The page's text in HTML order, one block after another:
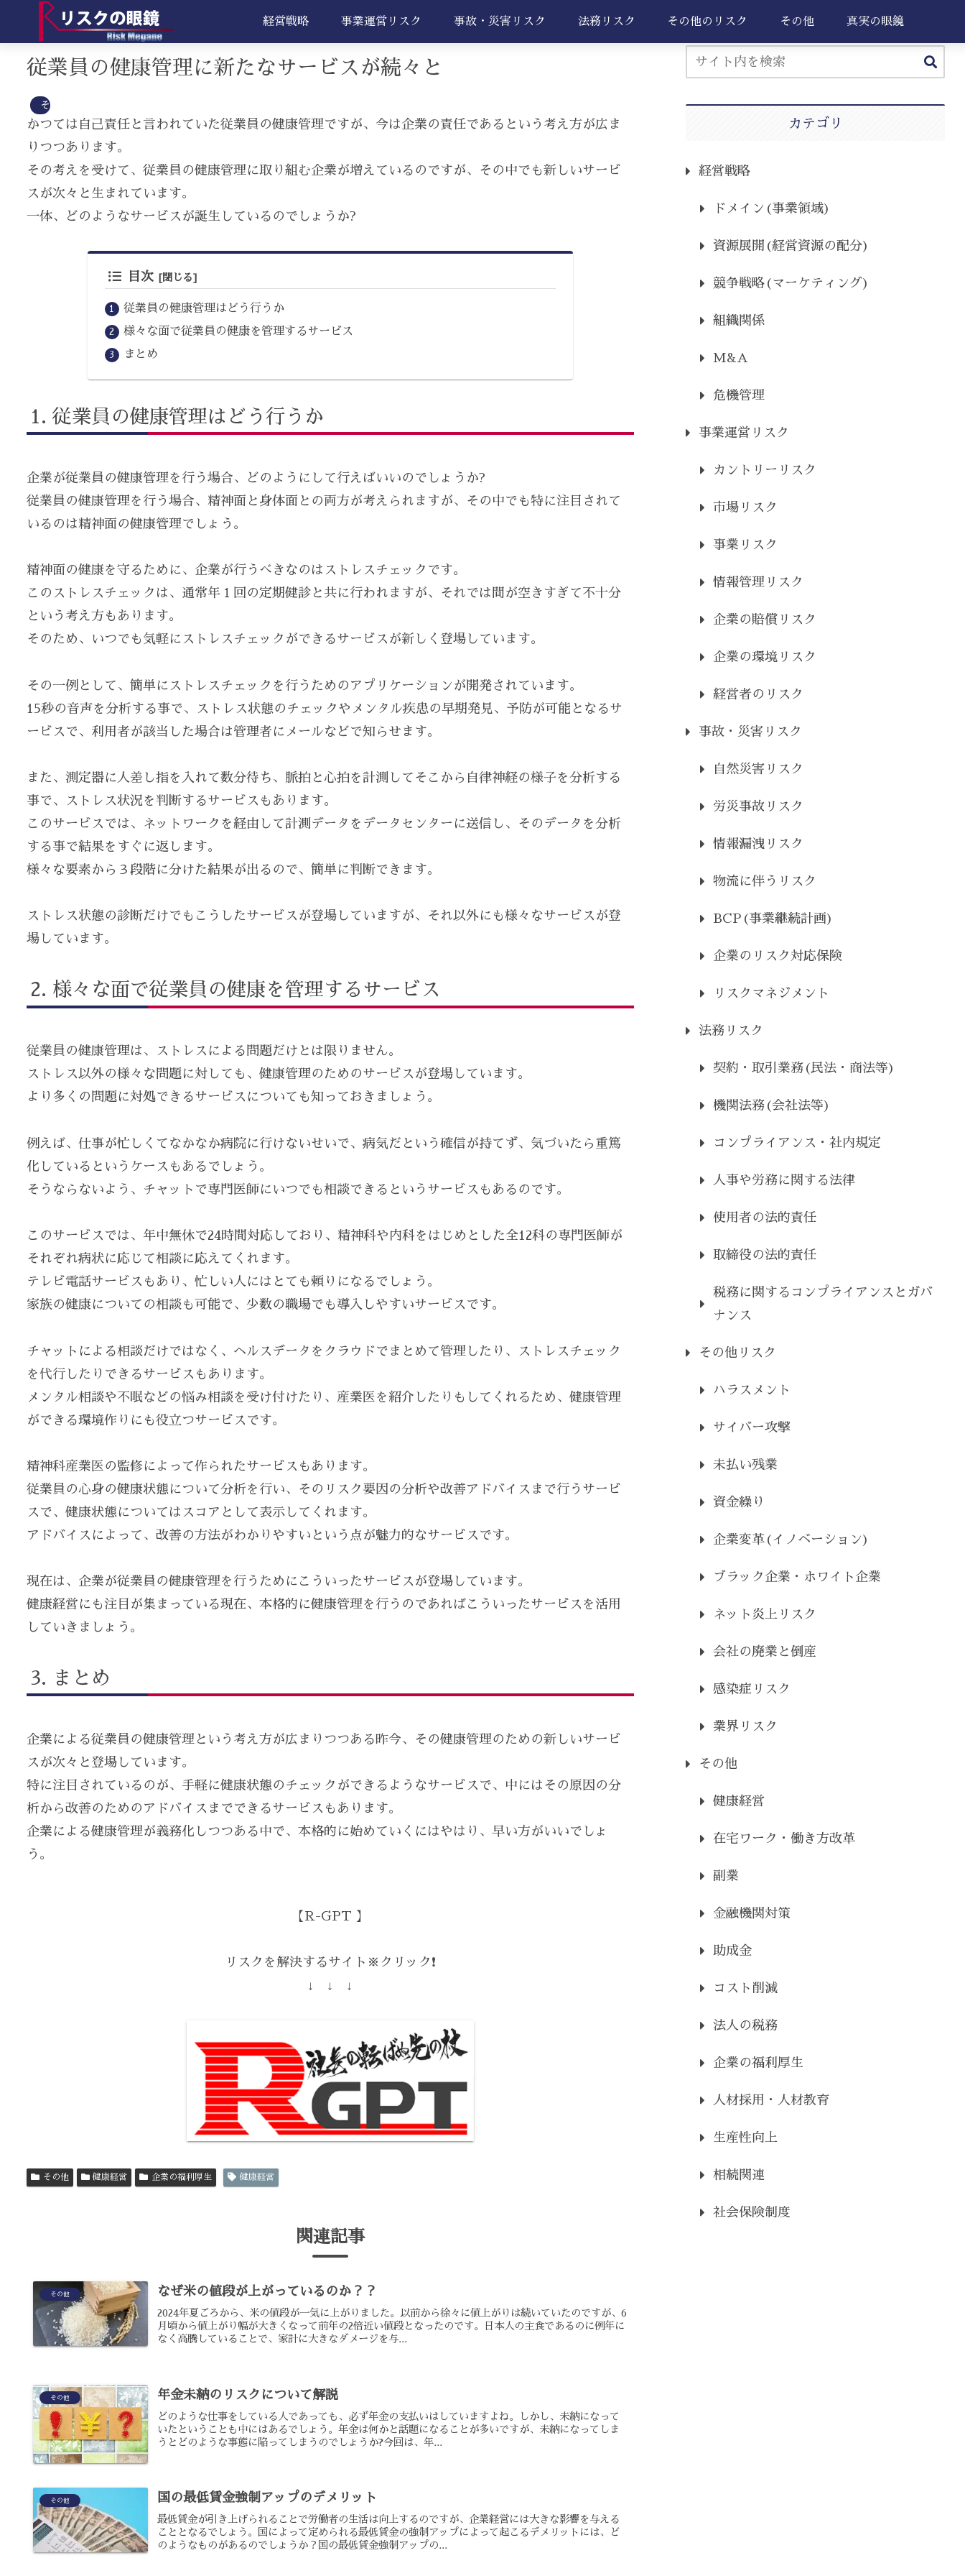
経営戦略 事業運営リスク 事故・災害リスク 法務リスク その他のリスク その他 真実の眼鏡
従業員の健康管理に新たなサービスが続々と
その他
かつては自己責任と言われていた従業員の健康管理ですが、今は企業の責任であるという考え方が広ま
りつつあります。
その考えを受けて、従業員の健康管理に取り組む企業が増えているのですが、その中でも新しいサービ
スが次々と生まれています。
一体、どのようなサービスが誕生しているのでしょうか?
目次
従業員の健康管理はどう行うか
様々な面で従業員の健康を管理するサービス
まとめ
従業員の健康管理はどう行うか
企業が従業員の健康管理を行う場合、どのようにして行えばいいのでしょうか?
従業員の健康管理を行う場合、精神面と身体面との両方が考えられますが、その中でも特に注目されて
いるのは精神面の健康管理でしょう。
精神面の健康を守るために、企業が行うべきなのはストレスチェックです。
このストレスチェックは、通常年１回の定期健診と共に行われますが、それでは間が空きすぎて不十分
という考え方もあります。
そのため、いつでも気軽にストレスチェックができるサービスが新しく登場しています。
その一例として、簡単にストレスチェックを行うためのアプリケーションが開発されています。
15秒の音声を分析する事で、ストレス状態のチェックやメンタル疾患の早期発見、予防が可能となるサ
ービスで、利用者が該当した場合は管理者にメールなどで知らせます。
また、測定器に人差し指を入れて数分待ち、脈拍と心拍を計測してそこから自律神経の様子を分析する
事で、ストレス状況を判断するサービスもあります。
このサービスでは、ネットワークを経由して計測データをデータセンターに送信し、そのデータを分析
する事で結果をすぐに返します。
様々な要素から３段階に分けた結果が出るので、簡単に判断できます。
ストレス状態の診断だけでもこうしたサービスが登場していますが、それ以外にも様々なサービスが登
場しています。
様々な面で従業員の健康を管理するサービス
従業員の健康管理は、ストレスによる問題だけとは限りません。
ストレス以外の様々な問題に対しても、健康管理のためのサービスが登場しています。
より多くの問題に対処できるサービスについても知っておきましょう。
例えば、仕事が忙しくてなかなか病院に行けないせいで、病気だという確信が持てず、気づいたら重篤
化しているというケースもあるでしょう。
そうならないよう、チャットで専門医師にいつでも相談できるというサービスもあるのです。
このサービスでは、年中無休で24時間対応しており、精神科や内科をはじめとした全12科の専門医師が
それぞれ病状に応じて相談に応えてくれます。
テレビ電話サービスもあり、忙しい人にはとても頼りになるでしょう。
家族の健康についての相談も可能で、少数の職場でも導入しやすいサービスです。
チャットによる相談だけではなく、ヘルスデータをクラウドでまとめて管理したり、ストレスチェック
を代行したりできるサービスもあります。
メンタル相談や不眠などの悩み相談を受け付けたり、産業医を紹介したりもしてくれるため、健康管理
ができる環境作りにも役立つサービスです。
精神科産業医の監修によって作られたサービスもあります。
従業員の心身の健康状態について分析を行い、そのリスク要因の分析や改善アドバイスまで行うサービ
スで、健康状態についてはスコアとして表示してくれます。
アドバイスによって、改善の方法がわかりやすいという点が魅力的なサービスです。
現在は、企業が従業員の健康管理を行うためにこういったサービスが登場しています。
健康経営にも注目が集まっている現在、本格的に健康管理を行うのであればこういったサービスを活用
していきましょう。
まとめ
企業による従業員の健康管理という考え方が広まりつつある昨今、その健康管理のための新しいサービ
スが次々と登場しています。
特に注目されているのが、手軽に健康状態のチェックができるようなサービスで、中にはその原因の分
析から改善のためのアドバイスまでできるサービスもあります。
企業による健康管理が義務化しつつある中で、本格的に始めていくにはやはり、早い方がいいでしょ
う。
【R-GPT 】
リスクを解決するサイト※クリック❗️
↓ ↓ ↓
その他 健康経営 企業の福利厚生 健康経営
関連記事
その他 なぜ米の値段が上がっているのか？？
2024年夏ごろから、米の値段が一気に上がりました。以前から徐々に値上がりは続いていたのですが、6
月頃から値上がり幅が大きくなって前年の2倍近い値段となったのです。日本人の主食であるのに例年に
なく高騰していることで、家計に大きなダメージを与...
その他 年金未納のリスクについて解説
どのような仕事をしている人であっても、必ず年金の支払いはしていますよね。しかし、未納になって
いたということも中にはあるでしょう。年金は何かと話題になることが多いですが、未納になってしま
うとどのような事態に陥ってしまうのでしょうか?今回は、年...
その他 国の最低賃金強制アップのデメリット
最低賃金が引き上げられることで労働者の生活は向上するのですが、企業経営には大きな影響を与える
こととなるでしょう。国によって定められる最低賃金の強制アップによって起こるデメリットには、ど
のようなものがあるのでしょうか？国の最低賃金強制アップの...
カテゴリ
経営戦略
ドメイン(事業領域)
資源展開(経営資源の配分)
競争戦略(マーケティング)
組織関係
M&A
危機管理
事業運営リスク
カントリーリスク
市場リスク
事業リスク
情報管理リスク
企業の賠償リスク
企業の環境リスク
経営者のリスク
事故・災害リスク
自然災害リスク
労災事故リスク
情報漏洩リスク
物流に伴うリスク
BCP(事業継続計画)
企業のリスク対応保険
リスクマネジメント
法務リスク
契約・取引業務(民法・商法等)
機関法務(会社法等)
コンプライアンス・社内規定
人事や労務に関する法律
使用者の法的責任
取締役の法的責任
税務に関するコンプライアンスとガバ
ナンス
その他リスク
ハラスメント
サイバー攻撃
未払い残業
資金繰り
企業変革(イノベーション)
ブラック企業・ホワイト企業
ネット炎上リスク
会社の廃業と倒産
感染症リスク
業界リスク
その他
健康経営
在宅ワーク・働き方改革
副業
金融機関対策
助成金
コスト削減
法人の税務
企業の福利厚生
人材採用・人材教育
生産性向上
相続関連
社会保険制度